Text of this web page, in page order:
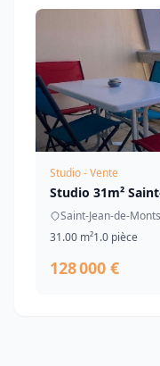
Studio - Vente
Studio 31m²
Saint-Jean-de-
31.00 m²1.0 pièce
128 000 €